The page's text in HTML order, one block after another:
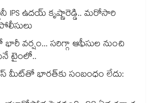
IPS ఉదయ్ కృష్ణారెడ్డి.. మరోసారి
వర్షం... సరిగ్గా ఆఫీసుల నుంచి
టైంలో..
మీట్‎తో భారత్‎కు సంబంధం లేదు: